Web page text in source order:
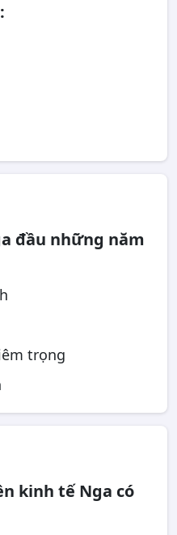
đầu những năm
trọng
kinh tế Nga có